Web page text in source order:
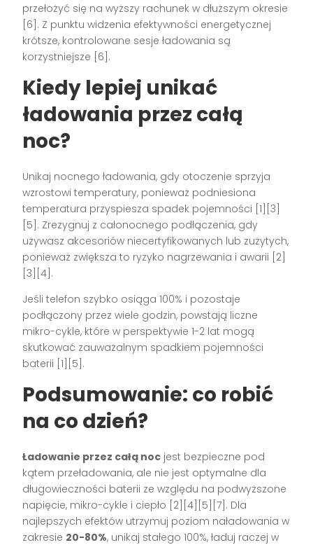
przełożyć się na wyższy rachunek w dłuższym okresie
[6]. Z punktu widzenia efektywności energetycznej
krótsze, kontrolowane sesje ładowania są
korzystniejsze [6].
Kiedy lepiej unikać
ładowania przez całą
noc?
Unikaj nocnego ładowania, gdy otoczenie sprzyja
wzrostowi temperatury, ponieważ podniesiona
temperatura przyspiesza spadek pojemności [1][3]
[5]. Zrezygnuj z całonocnego podłączenia, gdy
używasz akcesoriów niecertyfikowanych lub zużytych,
ponieważ zwiększa to ryzyko nagrzewania i awarii [2]
[3][4].
Jeśli telefon szybko osiąga 100% i pozostaje
podłączony przez wiele godzin, powstają liczne
mikro-cykle, które w perspektywie 1-2 lat mogą
skutkować zauważalnym spadkiem pojemności
baterii [1][5].
Podsumowanie: co robić
na co dzień?
Ładowanie przez całą noc jest bezpieczne pod
kątem przeładowania, ale nie jest optymalne dla
długowieczności baterii ze względu na podwyższone
napięcie, mikro-cykle i ciepło [2][4][5][7]. Dla
najlepszych efektów utrzymuj poziom naładowania w
zakresie 20-80%, unikaj stałego 100%, ładuj raczej w